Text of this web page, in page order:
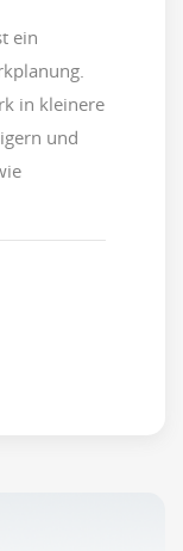
ein
in kleinere
und